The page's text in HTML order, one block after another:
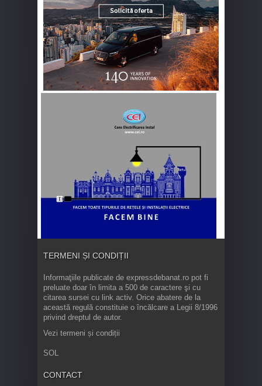
TERMENI ȘI CONDIȚII
Informaţiile publicate de expressdebanat.ro pot fi
preluate doar în limita a 500 de caractere şi cu
citarea sursei cu link activ. Orice abatere de la
această regulă constituie o încălcare a Legii 8/1996
privind dreptul de autor.
Vezi termeni și condiții
SOL
CONTACT